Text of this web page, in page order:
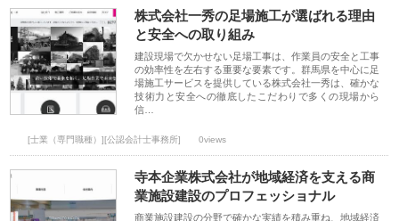
株式会社一秀の足場施工が選ばれる理由
と安全への取り組み
建設現場で欠かせない足場工事は、作業員の安全と工事
の効率性を左右する重要な要素です。群馬県を中心に足
場施工サービスを提供している株式会社一秀は、確かな
技術力と安全への徹底したこだわりで多くの現場から
信…
[士業（専門職種）][公認会計士事務所] 0views
寺本企業株式会社が地域経済を支える商
業施設建設のプロフェッショナル
商業施設建設の分野で確かな実績を積み重ね、地域経済